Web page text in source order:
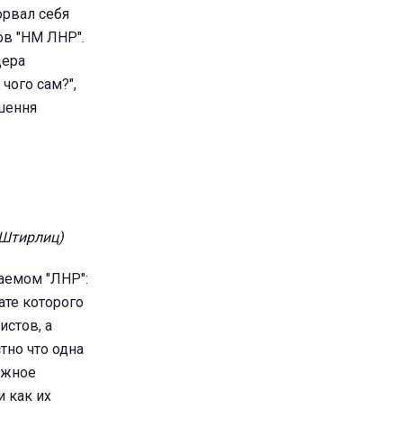
себя
"НМ ЛНР".
сам?",
"ЛНР":
которого
а
что одна
как их